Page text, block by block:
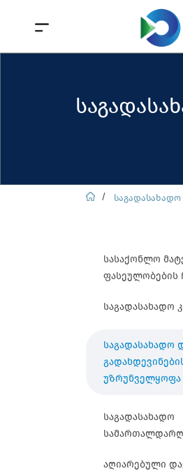
სასაქონლო
ფასეულობების
საგადასახადო
საგადასახადო
უზრუნველყოფა
საგადასახადო
აღიარებული